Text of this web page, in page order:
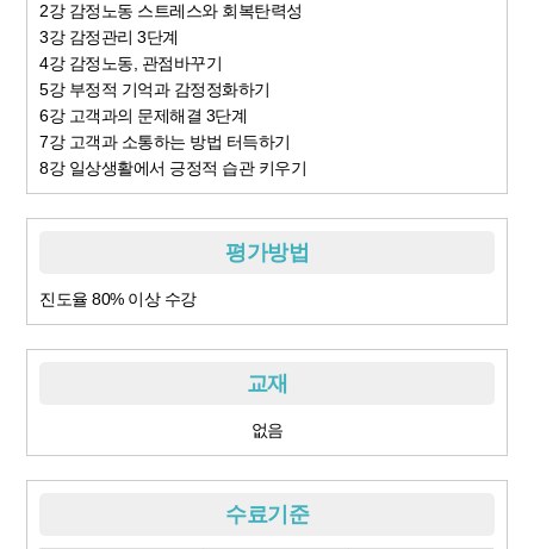
2강 감정노동 스트레스와 회복탄력성
3강 감정관리 3단계
4강 감정노동, 관점바꾸기
5강 부정적 기억과 감정정화하기
6강 고객과의 문제해결 3단계
7강 고객과 소통하는 방법 터득하기
8강 일상생활에서 긍정적 습관 키우기
평가방법
진도율 80% 이상 수강
교재
없음
수료기준